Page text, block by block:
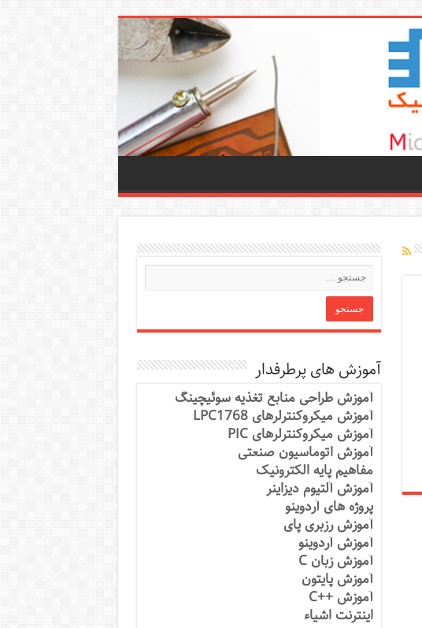
آموزش های پرطرفدار
آموزش طراحی منابع تغذیه سوئیچینگ
آموزش میکروکنترلرهای LPC1768
آموزش میکروکنترلرهای PIC
آموزش اتوماسیون صنعتی
مفاهیم پایه الکترونیک
آموزش آلتیوم دیزاینر
پروژه های آردوینو
آموزش رزبری پای
آموزش آردوینو
آموزش زبان C
آموزش پایتون
آموزش ++C
اینترنت اشیاء